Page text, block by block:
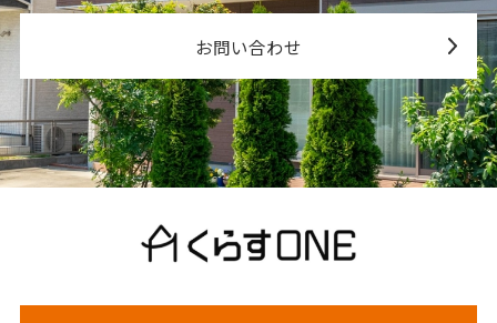
お問い合わせ